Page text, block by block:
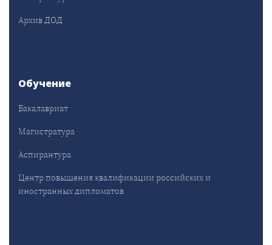
Архив ДОД
Обучение
Бакалавриат
Магистратура
Аспирантура
Центр повышения квалификации российских и
иностранных дипломатов